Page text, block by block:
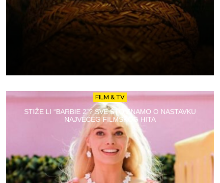
FILM & TV
STIŽE LI “BARBIE 2”? SVE ŠTO ZNAMO O NASTAVKU
NAJVEĆEG FILMSKOG HITA